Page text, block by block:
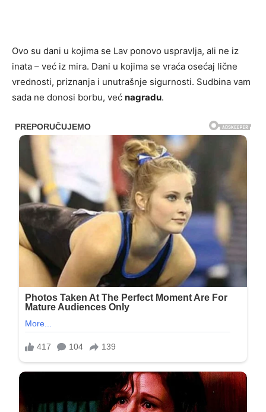
Ovo su dani u kojima se Lav ponovo uspravlja, ali ne iz
inata – već iz mira. Dani u kojima se vraća osećaj lične
vrednosti, priznanja i unutrašnje sigurnosti. Sudbina vam
sada ne donosi borbu, već nagradu.